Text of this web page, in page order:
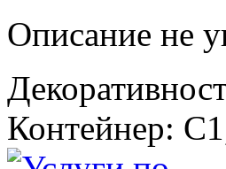
Описание не
Контейнер: